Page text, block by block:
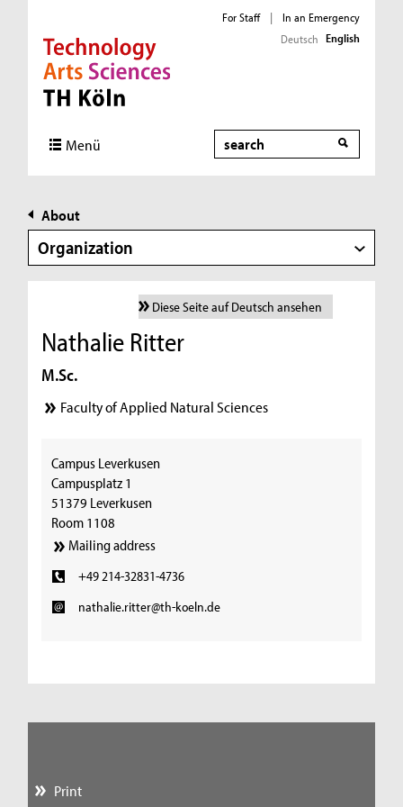
Direkt zur Hauptnavigation
Direkt zur Subnavigation
Direkt zum Inhalt
Direkt zum Fußbereich
For Staff |
In an Emergency
Deutsch English
Menü Search
About
Organization
Diese Seite auf Deutsch ansehen
Nathalie Ritter
M.Sc.
Faculty of Applied Natural Sciences
Campus Leverkusen
Campusplatz 1
51379 Leverkusen
Room 1108
Mailing address
+49 214-32831-4736
nathalie.ritter@th-koeln.de
Print